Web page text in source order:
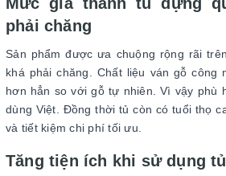
phải chăng
Sản phẩm được ưa chuộng rộng rãi
khá phải chăng. Chất liệu ván gỗ công
hơn hẳn so với gỗ tự nhiên. Vì vậy phù
dùng Việt. Đồng thời tủ còn có tuổi thọ
và tiết kiệm chi phí tối ưu.
Tăng tiện ích khi sử dụng